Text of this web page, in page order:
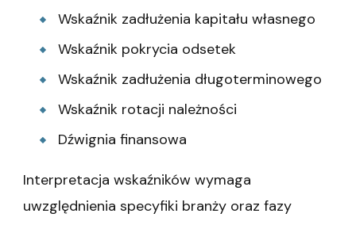
Wskaźnik zadłużenia kapitału własnego
Wskaźnik pokrycia odsetek
Wskaźnik zadłużenia długoterminowego
Wskaźnik rotacji należności
Dźwignia finansowa
Interpretacja wskaźników wymaga
uwzględnienia specyfiki branży oraz fazy